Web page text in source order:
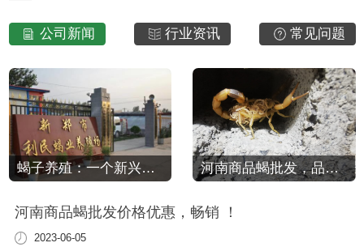
公司新闻 行业资讯 常见问题
蝎子养殖：一个新兴的农业领域 河南商品蝎批发，品质 ，价格实惠！
河南商品蝎批发价格优惠，畅销 ！
2023-06-05